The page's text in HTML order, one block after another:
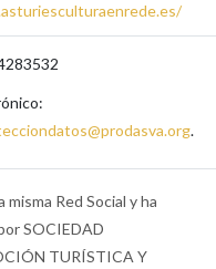
.
Red Social y ha
SOCIEDAD
TURÍSTICA Y